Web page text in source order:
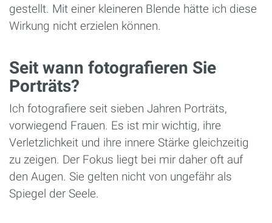
gestellt. Mit einer kleineren Blende hätte ich diese
Wirkung nicht erzielen können.
Seit wann fotografieren Sie
Porträts?
Ich fotografiere seit sieben Jahren Porträts,
vorwiegend Frauen. Es ist mir wichtig, ihre
Verletzlichkeit und ihre innere Stärke gleichzeitig
zu zeigen. Der Fokus liegt bei mir daher oft auf
den Augen. Sie gelten nicht von ungefähr als
Spiegel der Seele.